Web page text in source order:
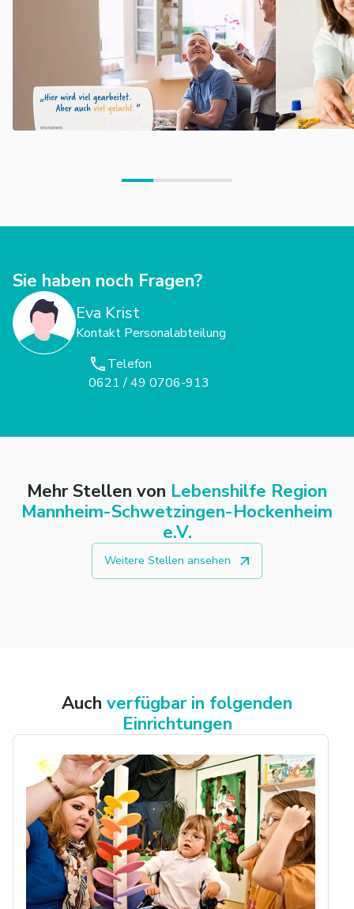
Kindertagesstätten und Schulkindergarten.
Unser Einzugsgebiet umfasst folgende Städte und
Mannheim, Schwetzingen, Hockenheim, Brühl, Plankstadt,
Eppelheim,
Oftersheim, Reilingen, Altlußheim, Neulußheim und Ketsch
Sie haben noch Fragen?
Eva Krist
Kontakt Personalabteilung
Telefon
0621 / 49 0706-913
Mehr Stellen von Lebenshilfe Region
Mannheim-Schwetzingen-Hockenheim
e.V.
Weitere Stellen ansehen
Auch verfügbar in folgenden
Einrichtungen